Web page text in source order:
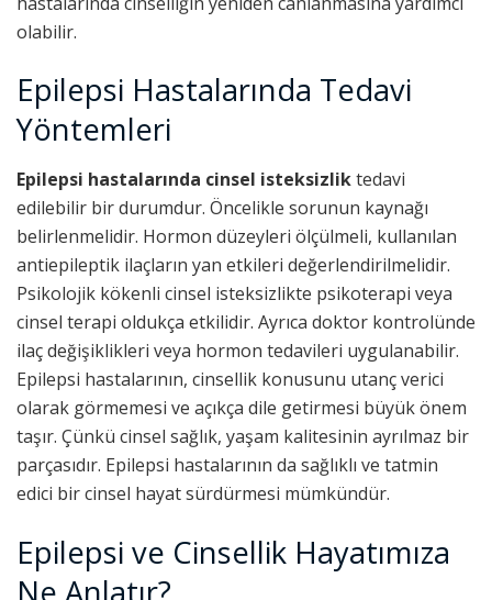
olabilir.
Epilepsi Hastalarında Tedavi
Yöntemleri
Epilepsi hastalarında cinsel isteksizliktedavi
edilebilir bir durumdur. Öncelikle sorunun kaynağı
belirlenmelidir. Hormon düzeyleri ölçülmeli, kullanılan
antiepileptik ilaçların yan etkileri değerlendirilmelidir.
Psikolojik kökenli cinsel isteksizlikte psikoterapi veya
cinsel terapi oldukça etkilidir. Ayrıca doktor kontrolünde
ilaç değişiklikleri veya hormon tedavileri uygulanabilir.
Epilepsi hastalarının, cinsellik konusunu utanç verici
olarak görmemesi ve açıkça dile getirmesi büyük önem
taşır. Çünkü cinsel sağlık, yaşam kalitesinin ayrılmaz bir
parçasıdır. Epilepsi hastalarının da sağlıklı ve tatmin
edici bir cinsel hayat sürdürmesi mümkündür.
Epilepsi ve Cinsellik Hayatımıza
Ne Anlatır?